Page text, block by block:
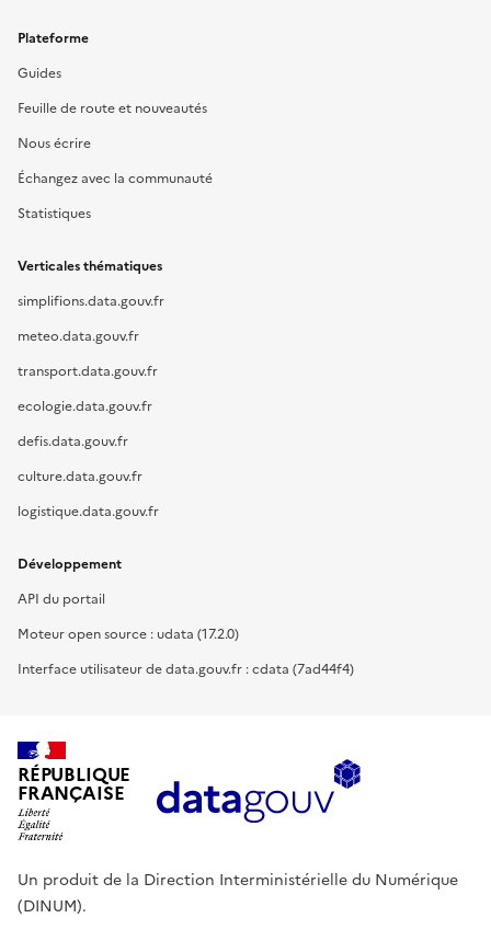
Plateforme
Guides
Feuille de route et nouveautés
Nous écrire
Échangez avec la communauté
Statistiques
Verticales thématiques
simplifions.data.gouv.fr
meteo.data.gouv.fr
transport.data.gouv.fr
ecologie.data.gouv.fr
defis.data.gouv.fr
culture.data.gouv.fr
logistique.data.gouv.fr
Développement
API du portail
Moteur open source : udata (17.2.0)
Interface utilisateur de data.gouv.fr : cdata (7ad44f4)
RÉPUBLIQUE
FRANÇAISE
Un produit de la Direction Interministérielle du Numérique
(DINUM).